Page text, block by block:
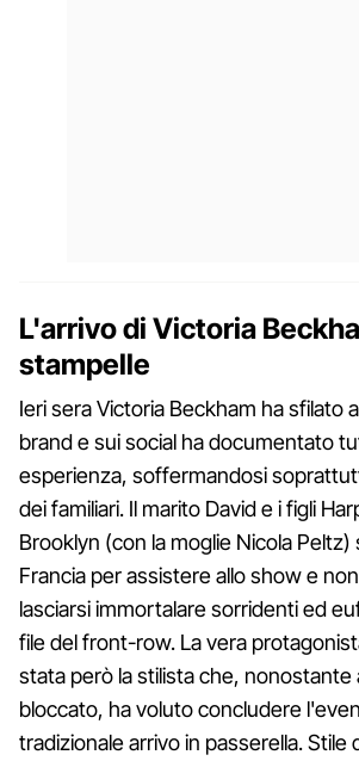
L'arrivo di Victoria
stampelle
Ieri sera Victoria Beckham ha sfilato
brand e sui social ha documentato
esperienza, soffermandosi
dei familiari. Il marito David e i figli
Brooklyn (con la moglie Nicola Peltz)
Francia per assistere allo show e
lasciarsi immortalare sorridenti ed
file del front-row. La vera
stata però la stilista che, nonostante
bloccato, ha voluto concludere
tradizionale arrivo in passerella. Stile